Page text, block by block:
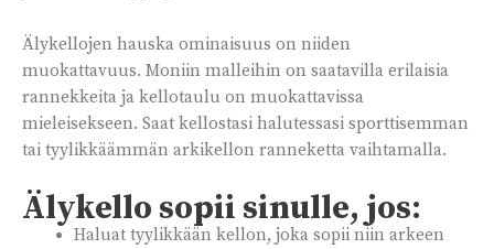
Älykellojen hauska ominaisuus on niiden
muokattavuus. Moniin malleihin on saatavilla erilaisia
rannekkeita ja kellotaulu on muokattavissa
mieleisekseen. Saat kellostasi halutessasi sporttisemman
tai tyylikkäämmän arkikellon ranneketta vaihtamalla.
Älykello sopii sinulle, jos:
Haluat tyylikkään kellon, joka sopii niin arkeen